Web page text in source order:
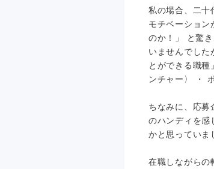
私の場合、二十
モチベーション
のか！」 と驚
いませんでした
とができる職
ンチャー〉 ・
ちなみに、応募
のハンディを感
かと思っていま
在職しながらの